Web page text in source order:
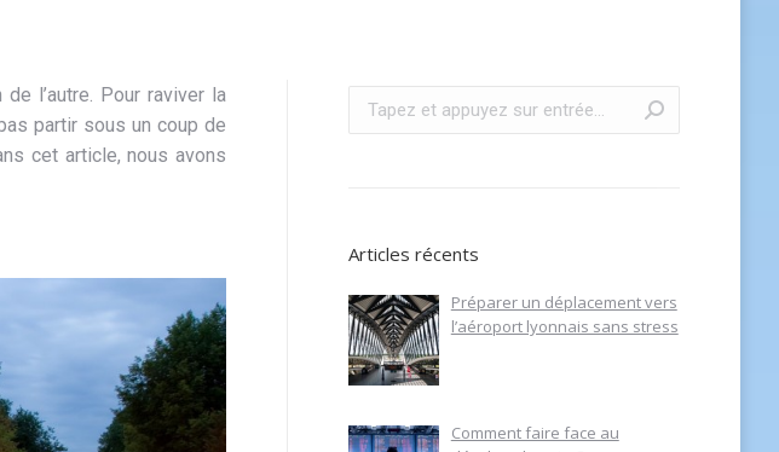
l’autre. Pour raviver la
partir sous un coup de
cet article, nous avons
Articles récents
Préparer un déplacement vers
l’aéroport lyonnais sans stress
Comment faire face au